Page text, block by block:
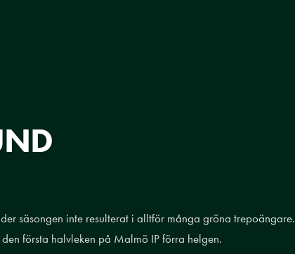
säsongen inte resulterat i alltför många gröna trepoängare.
första halvleken på Malmö IP förra helgen.